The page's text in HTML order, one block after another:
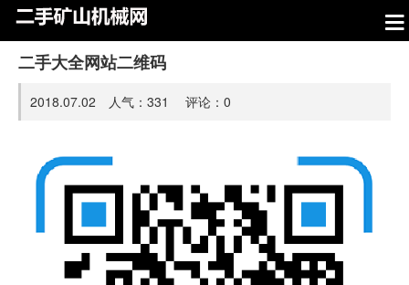
二手大全网站二维码
2018.07.02 人气： 331 评论： 0